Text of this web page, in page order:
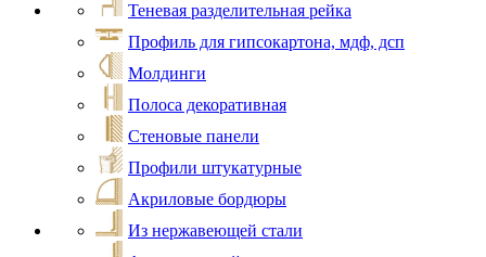
Теневая разделительная рейка
Профиль для гипсокартона, мдф, дсп
Молдинги
Полоса декоративная
Стеновые панели
Профили штукатурные
Акриловые бордюры
Из нержавеющей стали